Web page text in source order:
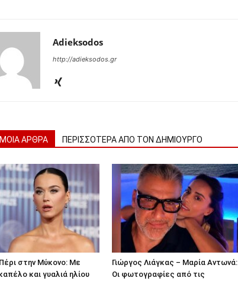
Adieksodos
http://adieksodos.gr
ΑΡΘΡΑ ΠΕΡΙΣΣΟΤΕΡΑ ΑΠΟ ΤΟΝ ΔΗΜΙΟΥΡΓΟ
στην Μύκονο: Με
και γυαλιά ηλίου
Γιώργος Λιάγκας – Μαρία Αντωνά:
Οι φωτογραφίες από τις